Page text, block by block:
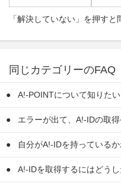
「解決していない」を押す
同じカテゴリーのFAQ
A!-POINTについて知りたい
エラーが出て、A!-IDの取
自分がA!-IDを持っているか
A!-IDを取得するにはどう